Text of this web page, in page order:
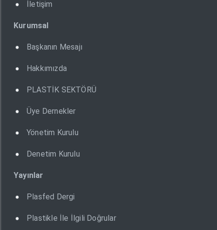
İletişim
Kurumsal
Başkanın Mesajı
Hakkımızda
PLASTİK SEKTÖRÜ
Üye Dernekler
Yönetim Kurulu
Denetim Kurulu
Yayınlar
Plasfed Dergi
Plastikle İle İlgili Doğrular